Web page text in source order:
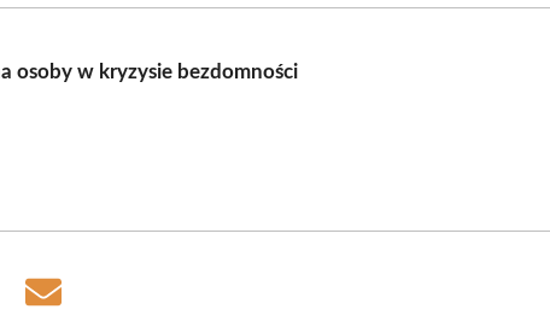
osoby w kryzysie bezdomności
Share